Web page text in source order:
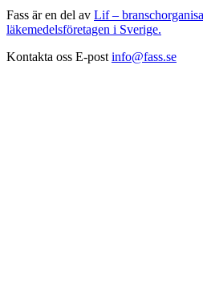
Fass är en del av Lif –
läkemedelsföretagen i Sverige.
Kontakta oss E-post info@fass.se